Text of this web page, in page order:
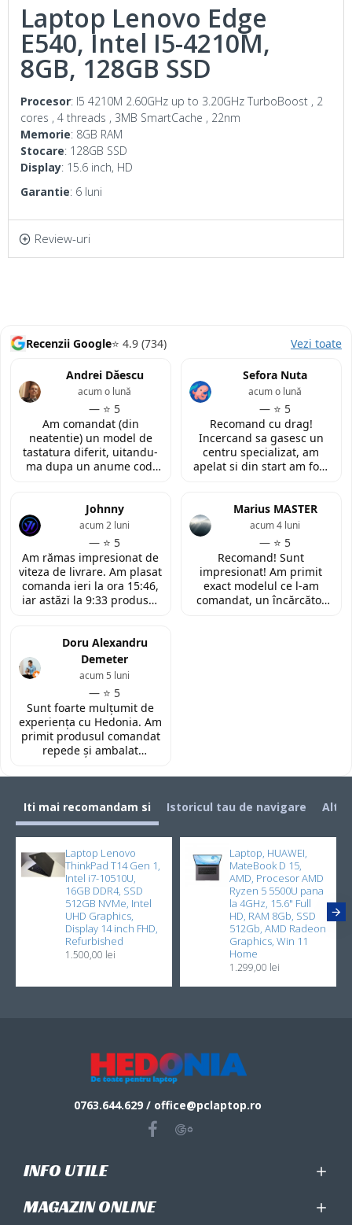
Laptop Lenovo Edge
E540, Intel I5-4210M,
8GB, 128GB SSD
Procesor: I5 4210M 2.60GHz up to 3.20GHz TurboBoost , 2
cores , 4 threads , 3MB SmartCache , 22nm
Memorie: 8GB RAM
Stocare: 128GB SSD
Display: 15.6 inch, HD
Garantie: 6 luni
Review-uri
Recenzii Google⭐ 4.9 (734) Vezi toate
Andrei Dăescu
— ⭐ 5
acum o lună
Am comandat (din
neatentie) un model de
tastatura diferit, uitandu-
ma dupa un anume cod.
contactat in urma cererii
de retur si mi-au oferit
modelul potrivit de
tastatura pentru repararea
laptopului. Nu am ce
reprosa! Serviciu prompt si
de incredere!
Sefora Nuta
— ⭐ 5
acum o lună
Recomand cu drag!
Incercand sa gasesc un
centru specializat, am
apelat si din start am fost
fata locului, am fost placut
impresionata de
amabilitatea si priceperea
personalului. Multumesc
tare mult pentru ajutorul
oferit!
Johnny
— ⭐ 5
acum 2 luni
Am rămas impresionat de
viteza de livrare. Am plasat
comanda ieri la ora 15:46,
iar astăzi la 9:33 produsul
exact conform descrierii,
ambalată corespunzător și
la un preț foarte
toată încrederea!
Marius MASTER
— ⭐ 5
acum 4 luni
Recomand! Sunt
impresionat! Am primit
exact modelul ce l-am
comandat, un încărcător
Doru Alexandru
Demeter
— ⭐ 5
acum 5 luni
Sunt foarte mulțumit de
experiența cu Hedonia. Am
primit produsul comandat
repede și ambalat
fost foarte bun față de alte
Iti mai recomandam si
Istoricul tau de navigare Alti
Laptop Lenovo
ThinkPad T14 Gen 1,
Intel i7-10510U,
16GB DDR4, SSD
512GB NVMe, Intel
UHD Graphics,
Display 14 inch FHD,
Refurbished
1.500,00 lei
Laptop, HUAWEI,
MateBook D 15,
AMD, Procesor AMD
Ryzen 5 5500U pana
la 4GHz, 15.6" Full
HD, RAM 8Gb, SSD
512Gb, AMD Radeon
Graphics, Win 11
Home
1.299,00 lei
0763.644.629 / office@pclaptop.ro
INFO UTILE
MAGAZIN ONLINE